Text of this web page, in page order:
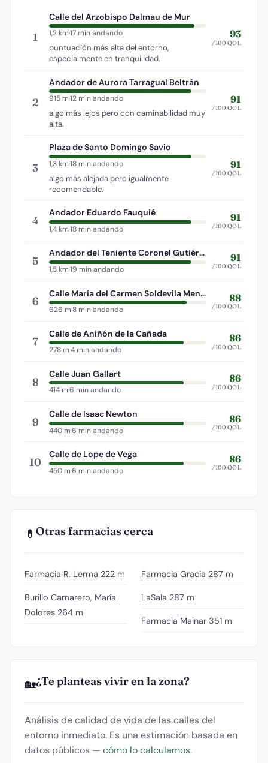
1
Calle del Arzobispo Dalmau de Mur
1,2 km·17 min andando
puntuación más alta del entorno,
especialmente en tranquilidad.
93
/100 QOL
2
Andador de Aurora Tarragual Beltrán
915 m·12 min andando
algo más lejos pero con caminabilidad muy
alta.
91
/100 QOL
3
Plaza de Santo Domingo Savio
1,3 km·18 min andando
algo más alejada pero igualmente
recomendable.
91
/100 QOL
4
Andador Eduardo Fauquié
1,4 km·18 min andando
91
/100 QOL
5
Andador del Teniente Coronel Gutiérrez Mellado
1,5 km·19 min andando
91
/100 QOL
6
Calle María del Carmen Soldevila Menéndez
626 m·8 min andando
88
/100 QOL
7
Calle de Aniñón de la Cañada
278 m·4 min andando
86
/100 QOL
8
Calle Juan Gallart
414 m·6 min andando
86
/100 QOL
9
Calle de Isaac Newton
440 m·6 min andando
86
/100 QOL
10
Calle de Lope de Vega
450 m·6 min andando
86
/100 QOL
💊 Otras farmacias cerca
Farmacia R. Lerma 222 m
Burillo Camarero, María
Dolores 264 m
Farmacia Gracia 287 m
LaSala 287 m
Farmacia Mainar 351 m
🏡¿Te planteas vivir en la zona?
Análisis de calidad de vida de las calles del
entorno inmediato. Es una estimación basada en
datos públicos — cómo lo calculamos.